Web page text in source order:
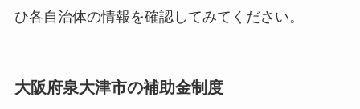
ひ各自治体の情報を確認してみてください。
大阪府泉大津市の補助金制度